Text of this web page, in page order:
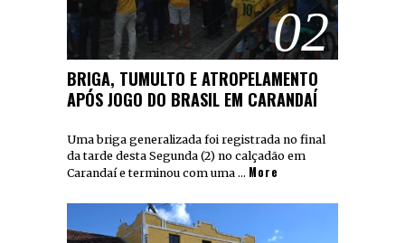
02
BRIGA, TUMULTO E ATROPELAMENTO
APÓS JOGO DO BRASIL EM CARANDAÍ
Uma briga generalizada foi registrada no final
da tarde desta Segunda (2) no calçadão em
Carandaí e terminou com uma … More